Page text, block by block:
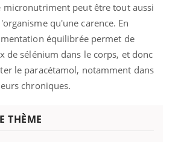
micronutriment peut être tout aussi
qu'une carence. En
équilibrée permet de
de sélénium dans le corps, et donc
le paracétamol, notamment dans
chroniques.
THÈME